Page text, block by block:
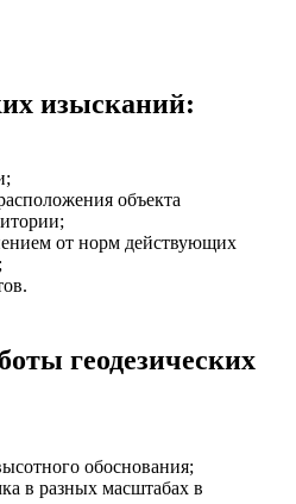
изысканий:
объекта
от норм действующих
геодезических
обоснования;
в разных масштабах в